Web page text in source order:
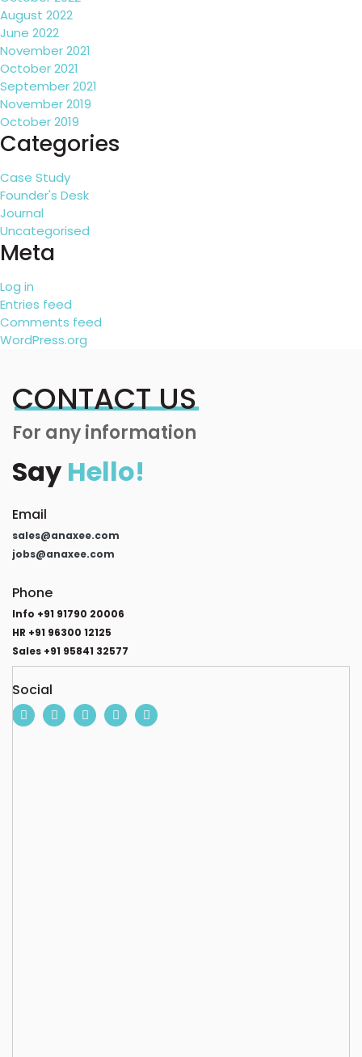
August 2022
June 2022
November 2021
October 2021
September 2021
November 2019
October 2019
Categories
Case Study
Founder's Desk
Journal
Uncategorised
Meta
Log in
Entries feed
Comments feed
WordPress.org
CONTACT US
For any information
Say Hello!
Email
sales@anaxee.com
jobs@anaxee.com
Phone
Info +91 91790 20006
HR +91 96300 12125
Sales +91 95841 32577
Social